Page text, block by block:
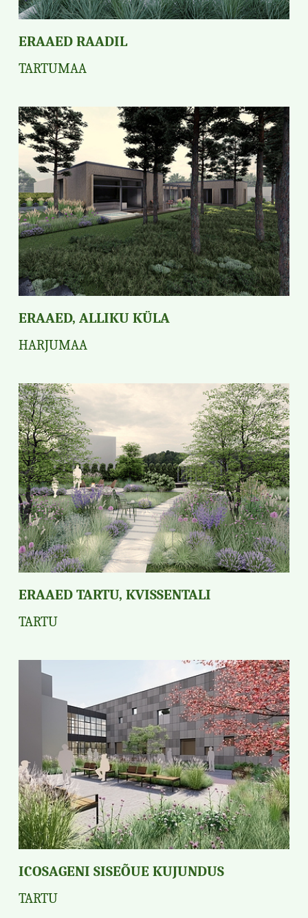
ERAAED RAADIL
TARTUMAA
ERAAED, ALLIKU KÜLA
HARJUMAA
ERAAED TARTU, KVISSENTALI
TARTU
ICOSAGENI SISEÕUE KUJUNDUS
TARTU